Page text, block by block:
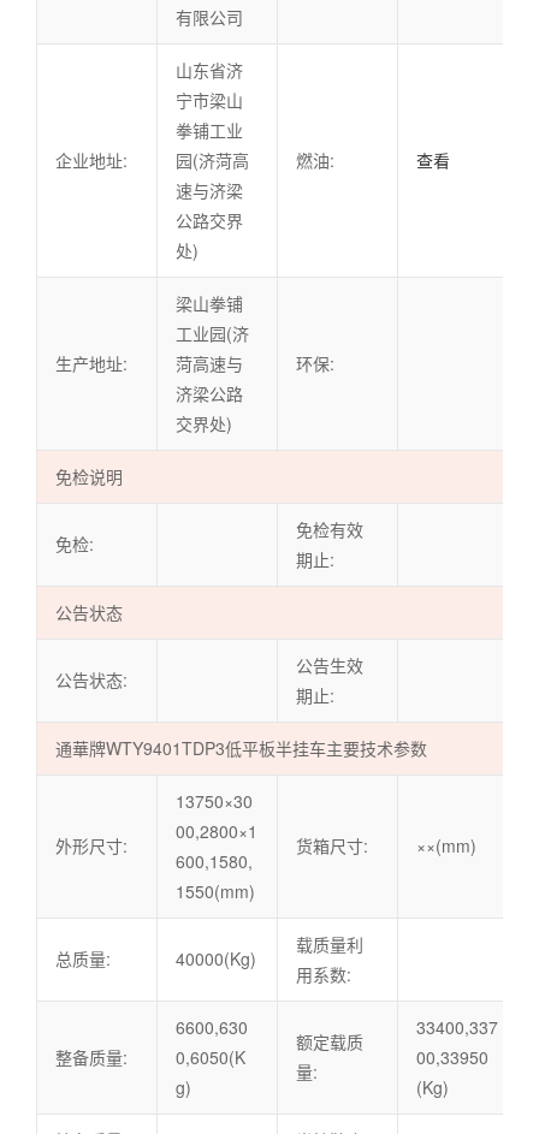
有限公司
企业地址:
山东省济
宁市梁山
拳铺工业
园(济菏高
速与济梁
公路交界
处)
燃油: 查看
生产地址:
梁山拳铺
工业园(济
菏高速与
济梁公路
交界处)
环保:
免检说明
免检:
免检有效
期止:
公告状态
公告状态:
公告生效
期止:
通華牌WTY9401TDP3低平板半挂车主要技术参数
外形尺寸:
13750×30
00,2800×1
600,1580,
1550(mm)
货箱尺寸: ××(mm)
总质量: 40000(Kg)
载质量利
用系数:
整备质量:
6600,630
0,6050(K
g)
额定载质
量:
33400,337
00,33950
(Kg)